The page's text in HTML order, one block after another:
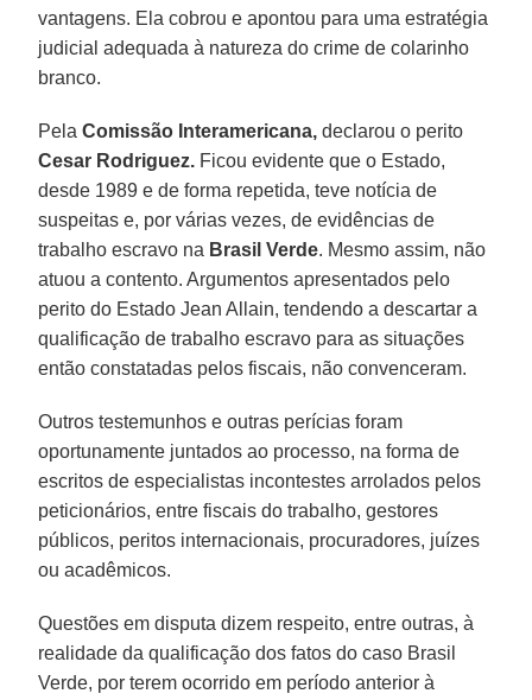
vantagens. Ela cobrou e apontou para uma estratégia
judicial adequada à natureza do crime de colarinho
branco.
PelaComissão Interamericana, declarou o perito
Cesar Rodriguez. Ficou evidente que o Estado,
desde 1989 e de forma repetida, teve notícia de
suspeitas e, por várias vezes, de evidências de
trabalho escravo na Brasil Verde. Mesmo assim, não
atuou a contento. Argumentos apresentados pelo
perito do Estado Jean Allain, tendendo a descartar a
qualificação de trabalho escravo para as situações
então constatadas pelos fiscais, não convenceram.
Outros testemunhos e outras perícias foram
oportunamente juntados ao processo, na forma de
escritos de especialistas incontestes arrolados pelos
peticionários, entre fiscais do trabalho, gestores
públicos, peritos internacionais, procuradores, juízes
ou acadêmicos.
Questões em disputa dizem respeito, entre outras, à
realidade da qualificação dos fatos do caso Brasil
Verde, por terem ocorrido em período anterior à